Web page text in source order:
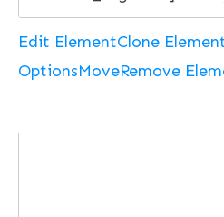
Edit ElementClone
OptionsMoveRemove